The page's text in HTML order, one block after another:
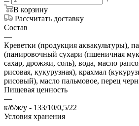
В корзину
Рассчитать доставку
Состав
—
Креветки (продукция аквакультуры),
(панировочный сухари (пшеничная
сахар, дрожжи, соль), вода, масло
рисовая, кукурузная), крахмал
рисовый), масло пальмовое, перец
Пищевая ценность
—
к/б/ж/у - 133/10/0,5/22
Условия хранения